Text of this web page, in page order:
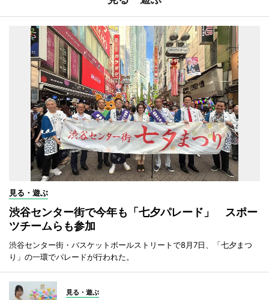
見る・遊ぶ
渋谷センター街で今年も「七夕パレード」 スポー
ツチームらも参加
渋谷センター街・バスケットボールストリートで8月7日、「七夕まつ
り」の一環でパレードが行われた。
見る・遊ぶ